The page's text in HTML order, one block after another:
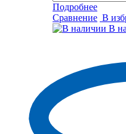
Подробнее
Сравнение В
В